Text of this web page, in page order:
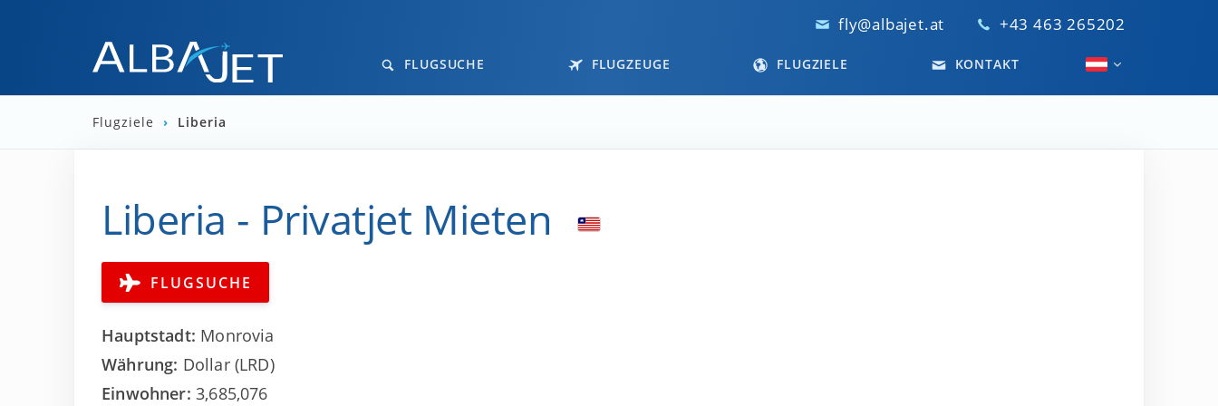
fly@albajet.at +43 463 265202
FLUGSUCHE FLUGZEUGE FLUGZIELE KONTAKT
Flugziele › Liberia
Liberia - Privatjet Mieten
FLUGSUCHE
Hauptstadt: Monrovia
Währung: Dollar (LRD)
Einwohner: 3,685,076